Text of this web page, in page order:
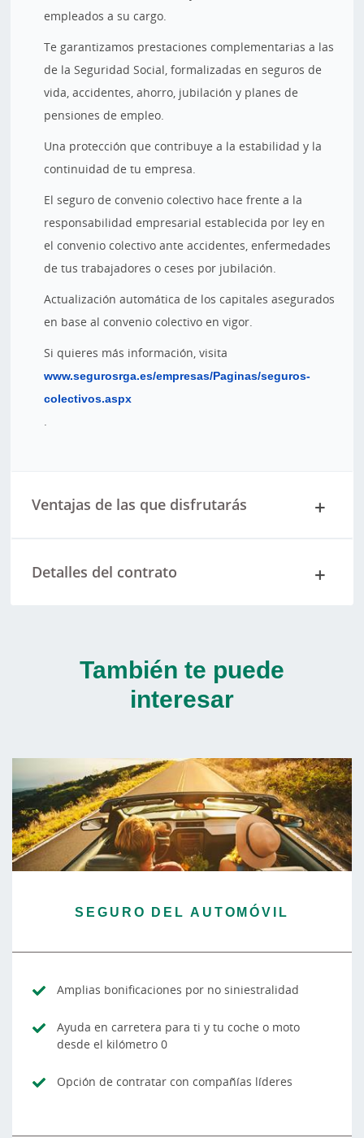
empleados a su cargo.
Te garantizamos prestaciones complementarias a las
de la Seguridad Social, formalizadas en seguros de
vida, accidentes, ahorro, jubilación y planes de
pensiones de empleo.
Una protección que contribuye a la estabilidad y la
continuidad de tu empresa.
El seguro de convenio colectivo hace frente a la
responsabilidad empresarial establecida por ley en
el convenio colectivo ante accidentes, enfermedades
de tus trabajadores o ceses por jubilación.
Actualización automática de los capitales asegurados
en base al convenio colectivo en vigor.
Si quieres más información, visita
www.segurosrga.es/empresas/Paginas/seguros-
colectivos.aspx
.
Ventajas de las que disfrutarás
Detalles del contrato
También te puede
interesar
SEGURO DEL AUTOMÓVIL
Amplias bonificaciones por no siniestralidad
Ayuda en carretera para ti y tu coche o moto
desde el kilómetro 0
Opción de contratar con compañías líderes